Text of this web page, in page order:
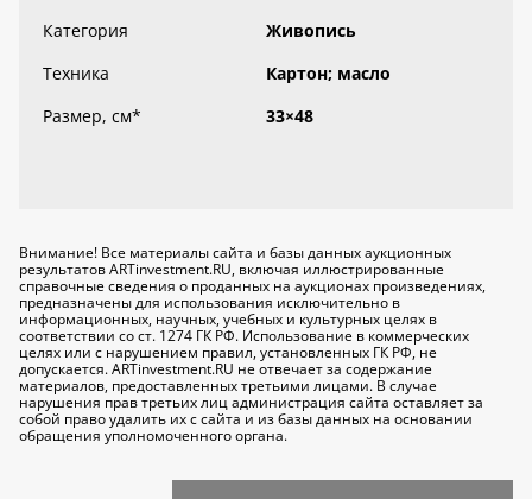
Категория
Живопись
Техника
Картон; масло
Размер, см* 33×48
Внимание! Все материалы сайта и базы данных аукционных
результатов ARTinvestment.RU, включая иллюстрированные
справочные сведения о проданных на аукционах произведениях,
предназначены для использования исключительно в
информационных, научных, учебных и культурных целях в
соответствии со ст. 1274 ГК РФ. Использование в коммерческих
целях или с нарушением правил, установленных ГК РФ, не
допускается. ARTinvestment.RU не отвечает за содержание
материалов, предоставленных третьими лицами. В случае
нарушения прав третьих лиц администрация сайта оставляет за
собой право удалить их с сайта и из базы данных на основании
обращения уполномоченного органа.